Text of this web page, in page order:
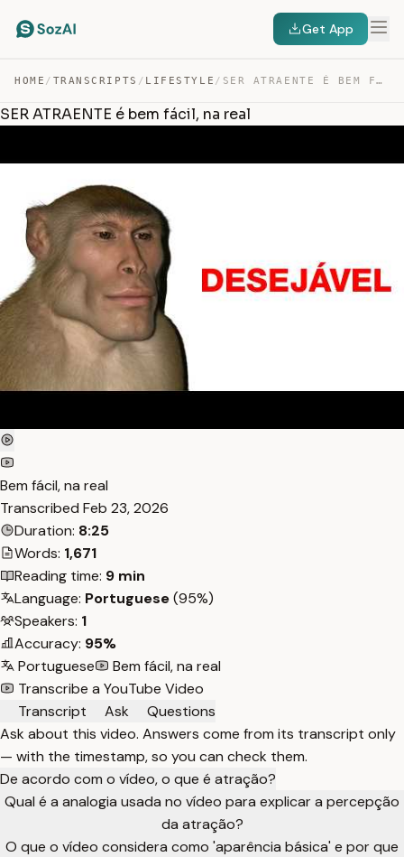
Get App
HOME / TRANSCRIPTS / LIFESTYLE / SER ATRAENTE É BEM FÁCIL, NA REAL — TRANSCRIPT
SER ATRAENTE é bem fácil, na real
Bem fácil, na real
Transcribed Feb 23, 2026
Duration: 8:25
Words: 1,671
Reading time: 9 min
Language: Portuguese(95%)
Speakers: 1
Accuracy: 95%
Portuguese
Bem fácil, na real
Transcribe a YouTube Video
Transcript
Ask
Questions
Ask about this video. Answers come from its transcript only
— with the timestamp, so you can check them.
De acordo com o vídeo, o que é atração?
Qual é a analogia usada no vídeo para explicar a percepção
da atração?
O que o vídeo considera como 'aparência básica' e por que